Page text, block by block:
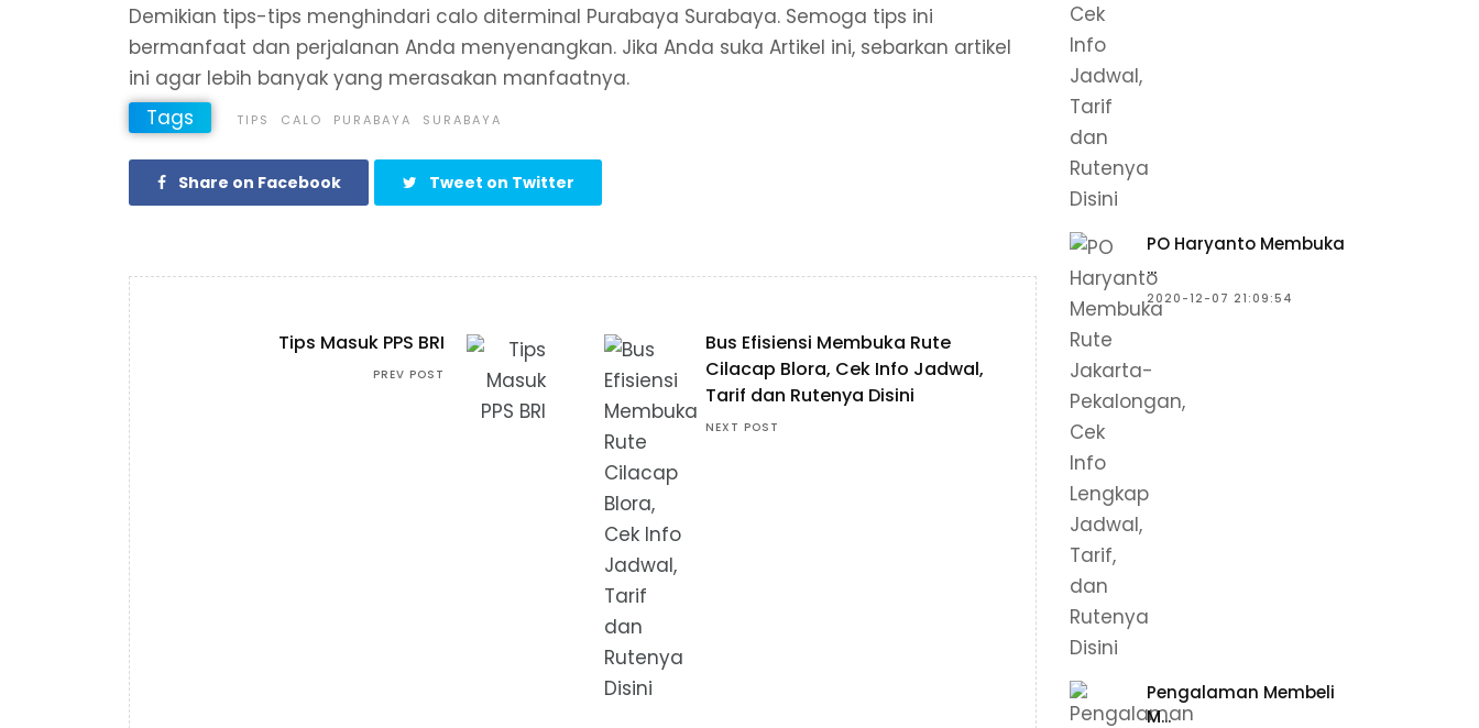
Demikian tips-tips menghindari calo diterminal Purabaya Surabaya. Semoga tips ini
bermanfaat dan perjalanan Anda menyenangkan. Jika Anda suka Artikel ini, sebarkan artikel
ini agar lebih banyak yang merasakan manfaatnya.
Tags
TIPS CALO PURABAYA SURABAYA
Share on Facebook Tweet on Twitter
Tips Masuk PPS BRI
PREV POST
Bus Efisiensi Membuka Rute
Cilacap Blora, Cek Info Jadwal,
Tarif dan Rutenya Disini
NEXT POST
PO Haryanto Membuka
...
2020-12-07 21:09:54
Pengalaman Membeli
M...